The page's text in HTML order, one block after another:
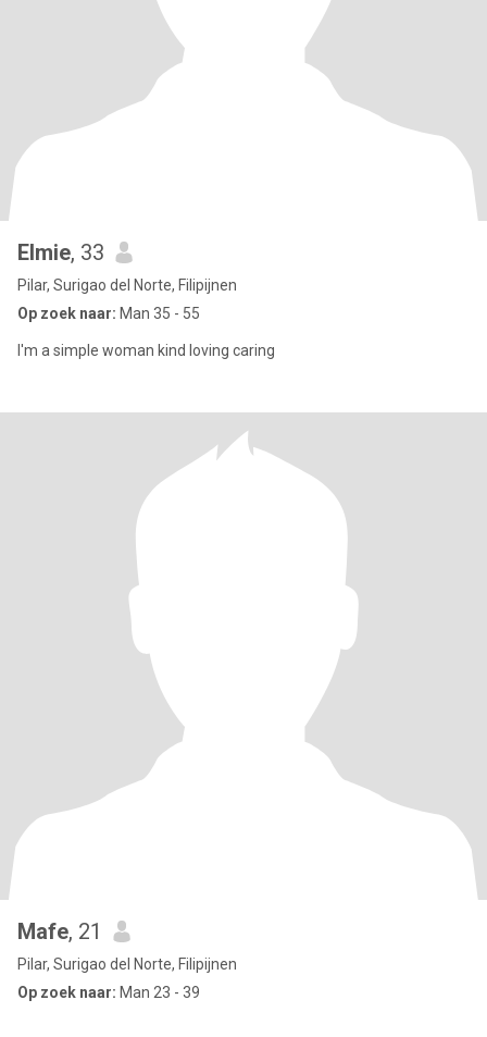
Elmie, 33
Pilar, Surigao del Norte, Filipijnen
Op zoek naar: Man 35 - 55
I'm a simple woman kind loving caring
Mafe, 21
Pilar, Surigao del Norte, Filipijnen
Op zoek naar: Man 23 - 39